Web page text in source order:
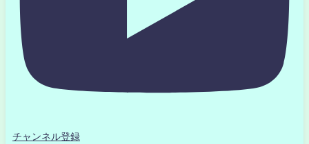
チャンネル登録